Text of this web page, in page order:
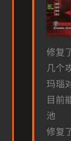
修复
几个
玛瑙
目前
池
修复